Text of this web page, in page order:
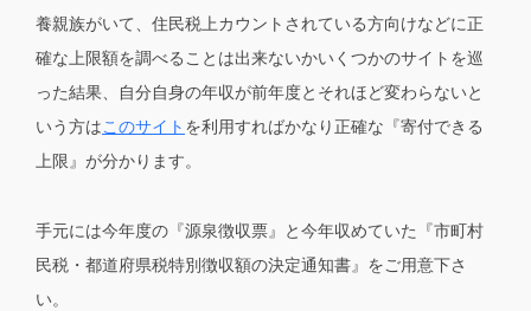
養親族がいて、住民税上カウントされている方向けなどに正
確な上限額を調べることは出来ないかいくつかのサイトを巡
った結果、自分自身の年収が前年度とそれほど変わらないと
いう方はこのサイト を利用すればかなり正確な『寄付できる
上限』が分かります。
手元には今年度の『源泉徴収票』と今年収めていた『市町村
民税・都道府県税特別徴収額の決定通知書』をご用意下さ
い。